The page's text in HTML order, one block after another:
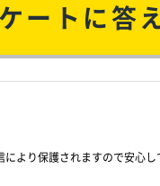
ートに答
より保護されますので安心し